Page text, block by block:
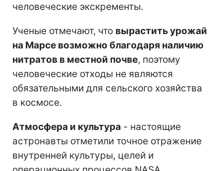
человеческие экскременты.
Ученые отмечают, что вырастить урожай
на Марсе возможно благодаря наличию
нитратов в местной почве, поэтому
человеческие отходы не являются
обязательными для сельского хозяйства
в космосе.
Атмосфера и культура - настоящие
астронавты отметили точное отражение
внутренней культуры, целей и